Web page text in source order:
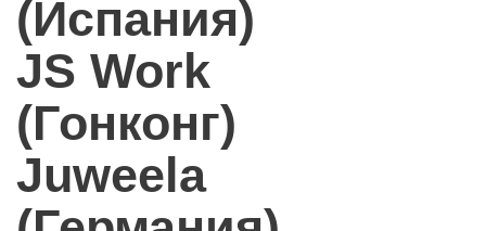
(Испания)
JS Work
(Гонконг)
Juweela